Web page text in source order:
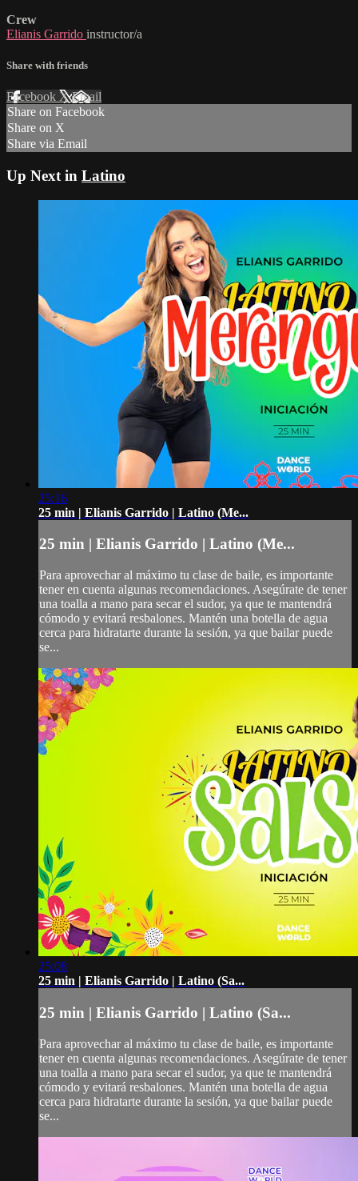
Crew
Elianis Garrido instructor/a
Share with friends
Facebook XEmail
Share on Facebook
Share on X
Share via Email
Up Next in Latino
25:16
25 min | Elianis Garrido | Latino (Me...
25 min | Elianis Garrido | Latino (Me...
Para aprovechar al máximo tu clase de baile, es importante
tener en cuenta algunas recomendaciones. Asegúrate de tener
una toalla a mano para secar el sudor, ya que te mantendrá
cómodo y evitará resbalones. Mantén una botella de agua
cerca para hidratarte durante la sesión, ya que bailar puede
se...
25:08
25 min | Elianis Garrido | Latino (Sa...
25 min | Elianis Garrido | Latino (Sa...
Para aprovechar al máximo tu clase de baile, es importante
tener en cuenta algunas recomendaciones. Asegúrate de tener
una toalla a mano para secar el sudor, ya que te mantendrá
cómodo y evitará resbalones. Mantén una botella de agua
cerca para hidratarte durante la sesión, ya que bailar puede
se...